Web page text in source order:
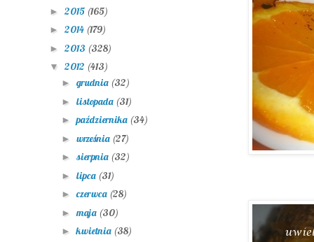
► 2015 (165)
► 2014 (179)
► 2013 (328)
▼ 2012 (413)
► grudnia (32)
► listopada (31)
►października (34)
► września (27)
► sierpnia (32)
► lipca (31)
►czerwca (28)
► maja (30)
►kwietnia (38)